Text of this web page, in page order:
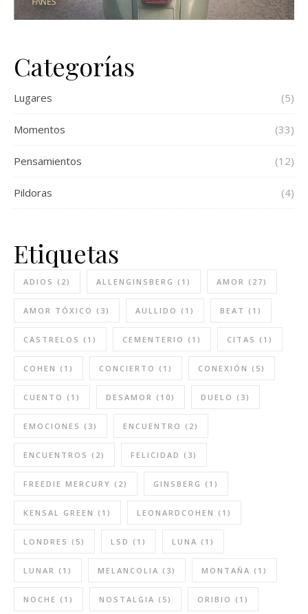
Categorías
Lugares (5)
Momentos (33)
Pensamientos (12)
Pildoras (4)
Etiquetas
ADIOS (2) ALLENGINSBERG (1) AMOR (27)
AMOR TÓXICO (3) AULLIDO (1) BEAT (1)
CASTRELOS (1) CEMENTERIO (1) CITAS (1)
COHEN (1) CONCIERTO (1) CONEXIÓN (5)
CUENTO (1) DESAMOR (10) DUELO (3)
EMOCIONES (3) ENCUENTRO (2)
ENCUENTROS (2) FELICIDAD (3)
FREEDIE MERCURY (2) GINSBERG (1)
KENSAL GREEN (1) LEONARDCOHEN (1)
LONDRES (5) LSD (1) LUNA (1)
LUNAR (1) MELANCOLIA (3) MONTAÑA (1)
NOCHE (1) NOSTALGIA (5) ORIBIO (1)